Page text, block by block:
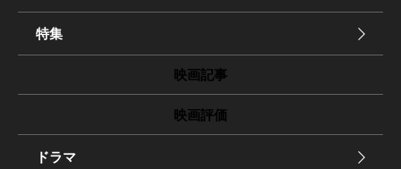
特集
映画記事
映画評価
ドラマ